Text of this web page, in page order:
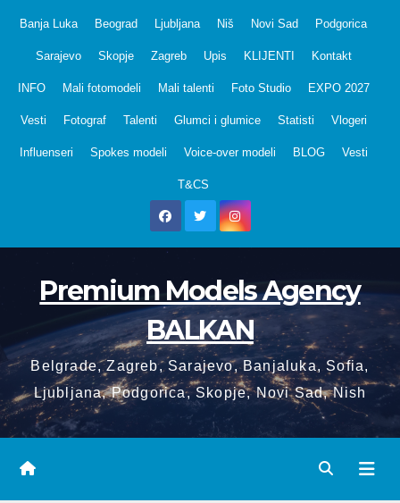
Banja Luka Beograd Ljubljana Niš Novi Sad Podgorica
Sarajevo Skopje Zagreb Upis KLIJENTI Kontakt
INFO Mali fotomodeli Mali talenti Foto Studio EXPO 2027
Vesti Fotograf Talenti Glumci i glumice Statisti Vlogeri
Influenseri Spokes modeli Voice-over modeli BLOG Vesti
T&CS
Premium Models Agency
BALKAN
Belgrade, Zagreb, Sarajevo, Banjaluka, Sofia,
Ljubljana, Podgorica, Skopje, Novi Sad, Nish